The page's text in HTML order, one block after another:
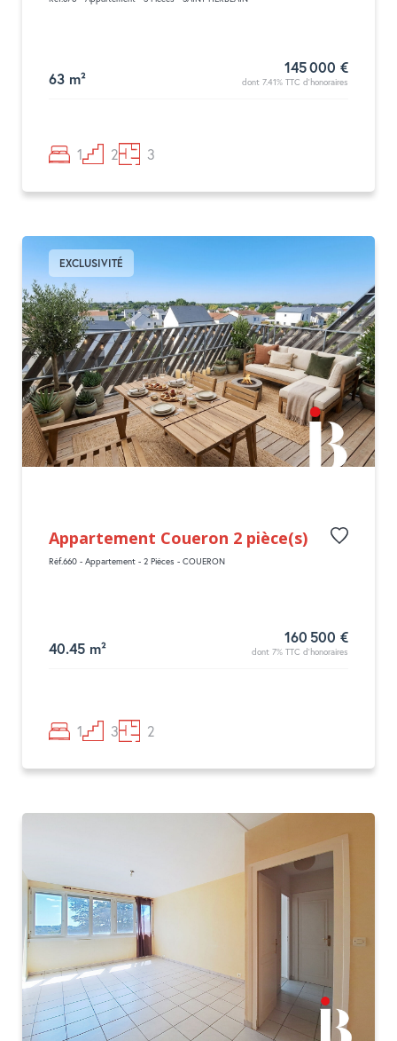
63 m²
145 000 €
dont 7.41% TTC d'honoraires
1 2 3
EXCLUSIVITÉ
Appartement Coueron 2 pièce(s)
Réf.660 - Appartement - 2 Pièces - COUERON
40.45 m²
160 500 €
dont 7% TTC d'honoraires
1 3 2